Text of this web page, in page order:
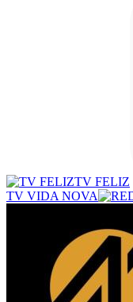
TV FELIZ
TV VIDA NOVA